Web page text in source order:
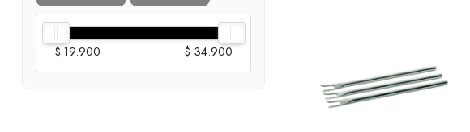
$ 19.900 $ 34.900